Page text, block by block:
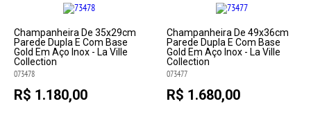
Champanheira De 35x29cm
Parede Dupla E Com Base
Gold Em Aço Inox - La Ville
Collection
073478
R$ 1.180,00
Champanheira De 49x36cm
Parede Dupla E Com Base
Gold Em Aço Inox - La Ville
Collection
073477
R$ 1.680,00